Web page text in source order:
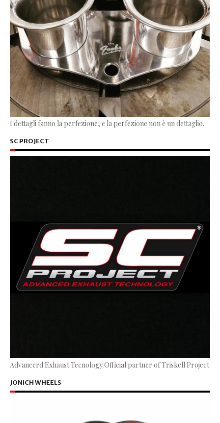
I dettagli fanno la perfezione, e la perfezione non è un dettaglio.
SC PROJECT
Advancerd Exhaust Tecnology Official partner of Triskell Project
JONICH WHEELS